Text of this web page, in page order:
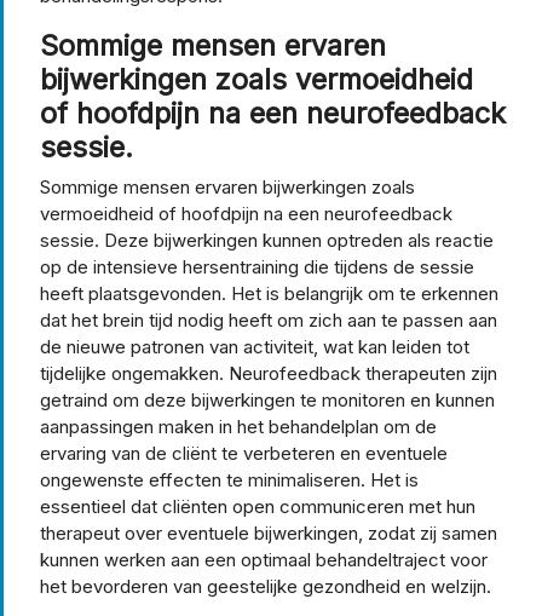
Sommige mensen ervaren
bijwerkingen zoals vermoeidheid
of hoofdpijn na een neurofeedback
sessie.
Sommige mensen ervaren bijwerkingen zoals
vermoeidheid of hoofdpijn na een neurofeedback
sessie. Deze bijwerkingen kunnen optreden als reactie
op de intensieve hersentraining die tijdens de sessie
heeft plaatsgevonden. Het is belangrijk om te erkennen
dat het brein tijd nodig heeft om zich aan te passen aan
de nieuwe patronen van activiteit, wat kan leiden tot
tijdelijke ongemakken. Neurofeedback therapeuten zijn
getraind om deze bijwerkingen te monitoren en kunnen
aanpassingen maken in het behandelplan om de
ervaring van de cliënt te verbeteren en eventuele
ongewenste effecten te minimaliseren. Het is
essentieel dat cliënten open communiceren met hun
therapeut over eventuele bijwerkingen, zodat zij samen
kunnen werken aan een optimaal behandeltraject voor
het bevorderen van geestelijke gezondheid en welzijn.